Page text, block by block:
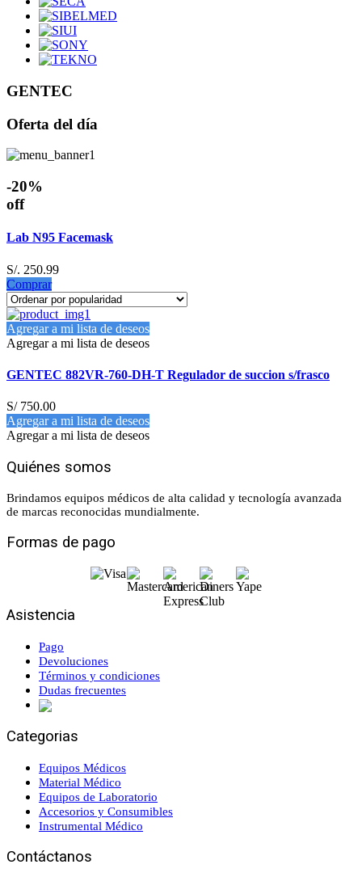
GENTEC
Oferta del día
-20%
off
Lab N95 Facemask
S/. 250.99
Comprar
Agregar a mi lista de deseos
Agregar a mi lista de deseos
GENTEC 882VR-760-DH-T Regulador de succion s/frasco
S/750.00
Agregar a mi lista de deseos
Agregar a mi lista de deseos
Quiénes somos
Brindamos equipos médicos de alta calidad y tecnología avanzada
de marcas reconocidas mundialmente.
Formas de pago
Asistencia
Pago
Devoluciones
Términos y condiciones
Dudas frecuentes
Categorias
Equipos Médicos
Material Médico
Equipos de Laboratorio
Accesorios y Consumibles
Instrumental Médico
Contáctanos